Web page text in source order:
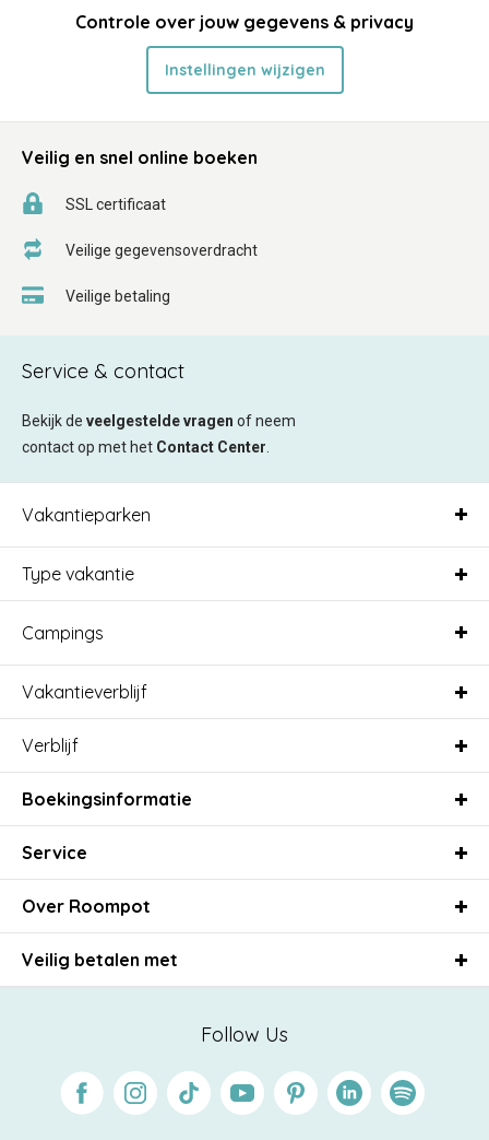
Controle over jouw gegevens & privacy
Instellingen wijzigen
Veilig en snel online boeken
SSL certificaat
Veilige gegevensoverdracht
Veilige betaling
Vakantieparken
Type vakantie
Campings
Vakantieverblijf
Verblijf
Service & contact
Bekijk de veelgestelde vragen of neem
contact op met het Contact Center
Follow Us
FacebookInstagram
Tiktok YoutubePinterestLinkedinSpotify
Boekingsinformatie
Service
Over Roompot
Veilig betalen met